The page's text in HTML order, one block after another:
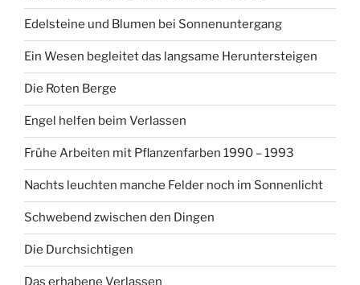
Edelsteine und Blumen bei Sonnenuntergang
Ein Wesen begleitet das langsame Heruntersteigen
Die Roten Berge
Engel helfen beim Verlassen
Frühe Arbeiten mit Pflanzenfarben 1990 – 1993
Nachts leuchten manche Felder noch im Sonnenlicht
Schwebend zwischen den Dingen
Die Durchsichtigen